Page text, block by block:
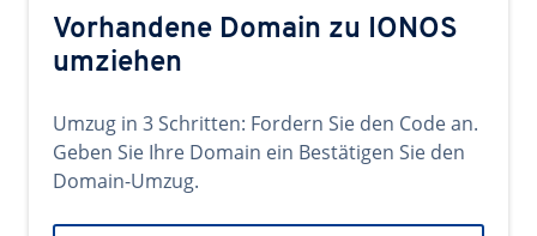
Vorhandene Domain zu IONOS
umziehen
Umzug in 3 Schritten: Fordern Sie den Code an.
Geben Sie Ihre Domain ein Bestätigen Sie den
Domain-Umzug.